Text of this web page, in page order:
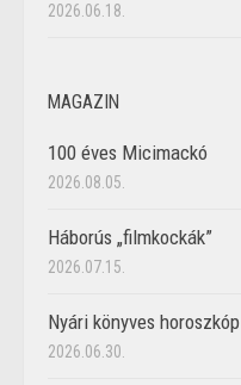
2026.06.18.
MAGAZIN
100 éves Micimackó
2026.08.05.
Háborús „filmkockák”
2026.07.15.
Nyári könyves horoszkóp
2026.06.30.